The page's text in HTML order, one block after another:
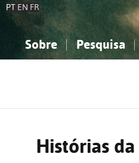
PT EN FR
Sobre Pesquisa
Histórias